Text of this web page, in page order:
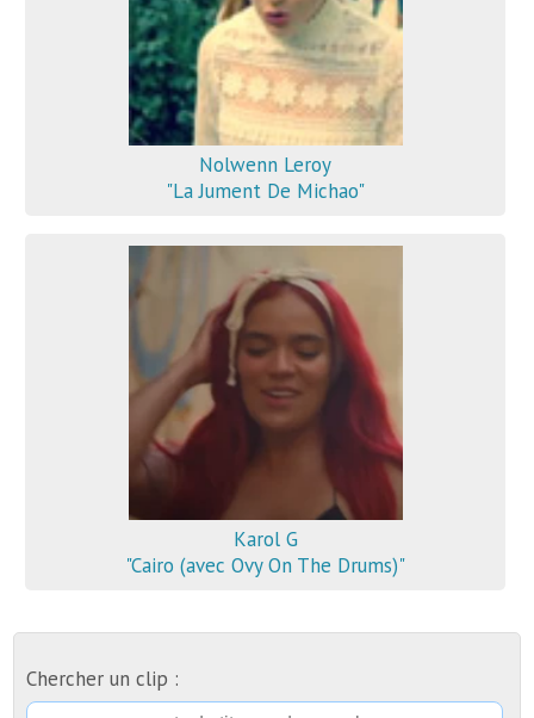
Nolwenn Leroy
"La Jument De Michao"
Karol G
"Cairo (avec Ovy On The Drums)"
Chercher un clip :